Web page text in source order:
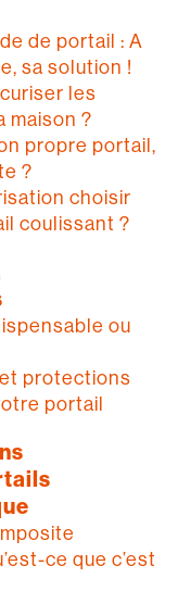
de portail : A
sa solution !
les
maison ?
propre portail,
?
choisir
coulissant ?
ou
protections
portail
ce que c’est